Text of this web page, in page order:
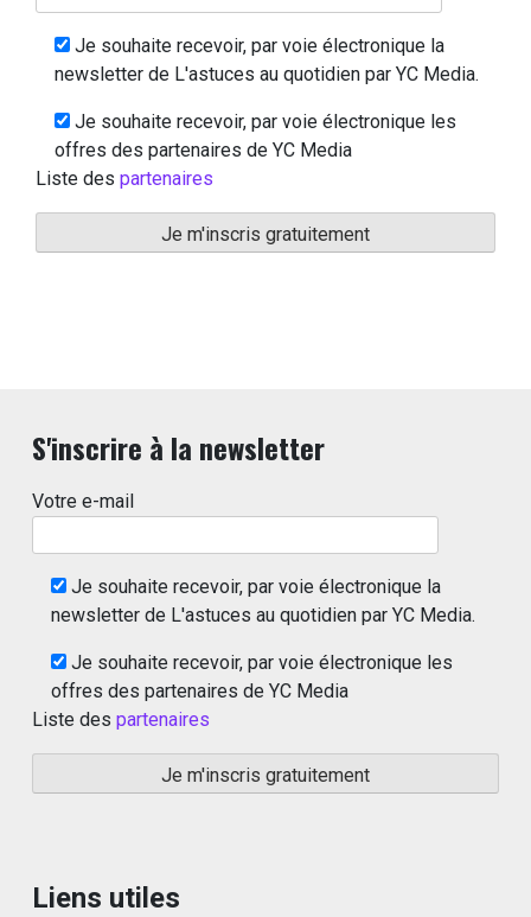
Je souhaite recevoir, par voie électronique la
newsletter de L'astuces au quotidien par YC Media.
Je souhaite recevoir, par voie électronique les
offres des partenaires de YC Media
Liste des partenaires
S'inscrire à la newsletter
Votre e-mail
Je souhaite recevoir, par voie électronique la
newsletter de L'astuces au quotidien par YC Media.
Je souhaite recevoir, par voie électronique les
offres des partenaires de YC Media
Liste des partenaires
Liens utiles